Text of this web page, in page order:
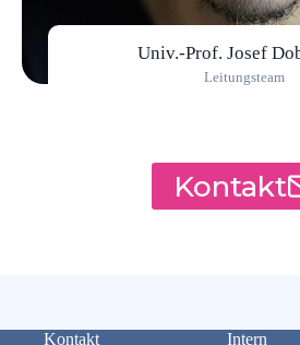
Univ.-Prof. Josef
Leitungsteam
Kontakt
Kontakt Intern